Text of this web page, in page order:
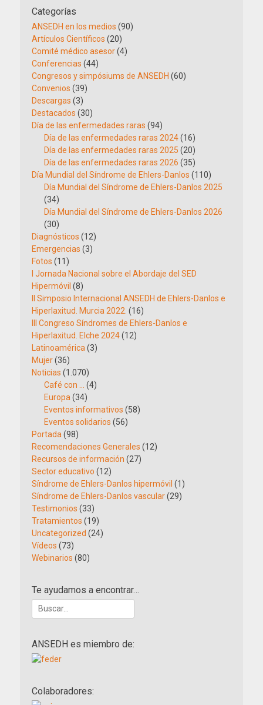
Categorías
ANSEDH en los medios (90)
Artículos Científicos (20)
Comité médico asesor(4)
Conferencias (44)
Congresos y simpósiums de ANSEDH (60)
Convenios (39)
Descargas (3)
Destacados (30)
Día de las enfermedades raras (94)
Día de las enfermedades raras 2024(16)
Día de las enfermedades raras 2025 (20)
Día de las enfermedades raras 2026 (35)
Día Mundial del Síndrome de Ehlers-Danlos (110)
Día Mundial del Síndrome de Ehlers-Danlos 2025
(34)
Día Mundial del Síndrome de Ehlers-Danlos 2026
(30)
Diagnósticos (12)
Emergencias (3)
Fotos (11)
I Jornada Nacional sobre el Abordaje del SED
Hipermóvil (8)
II Simposio Internacional ANSEDH de Ehlers-Danlos e
Hiperlaxitud. Murcia 2022. (16)
III Congreso Síndromes de Ehlers-Danlos e
Hiperlaxitud. Elche 2024(12)
Latinoamérica (3)
Mujer(36)
Noticias (1.070)
Café con …
(4)
Europa (34)
Eventos informativos (58)
Eventos solidarios (56)
Portada (98)
Recomendaciones Generales (12)
Recursos de información (27)
Sector educativo (12)
Síndrome de Ehlers-Danlos hipermóvil (1)
Síndrome de Ehlers-Danlos vascular(29)
Testimonios (33)
Tratamientos (19)
Uncategorized (24)
Vídeos (73)
Webinarios (80)
Te ayudamos a encontrar…
Buscar:
ANSEDH es miembro de:
Colaboradores: